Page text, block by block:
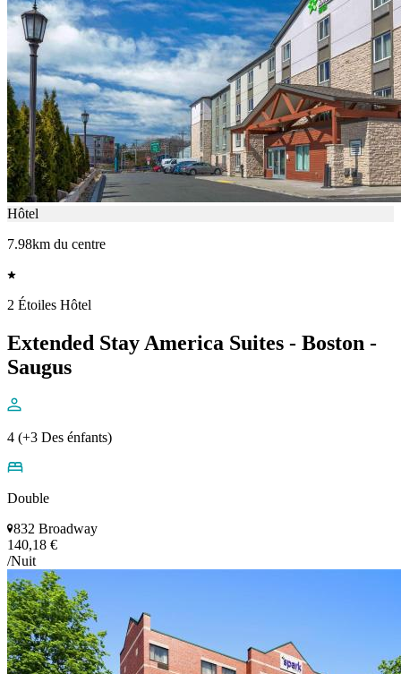
Hôtel
7.98km du centre
2 Étoiles Hôtel
Extended Stay America Suites - Boston -
Saugus
4 (+3 Des énfants)
Double
832 Broadway
140,18 €
/Nuit